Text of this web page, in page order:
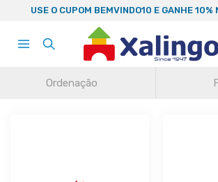
USE O CUPOM BEMVINDO10 E GANHE 10%
Ordenação